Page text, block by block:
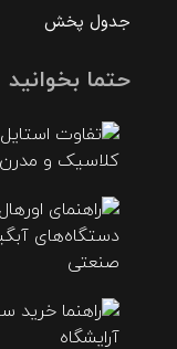
جدول پخش
حتما بخوانید